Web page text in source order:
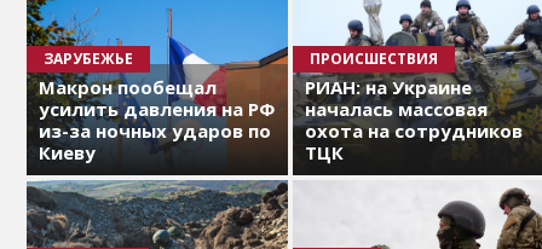
ЗАРУБЕЖЬЕ
Макрон пообещал
усилить давления на РФ
из-за ночных ударов по
Киеву
ПРОИСШЕСТВИЯ
РИАН: на Украине
началась массовая
охота на сотрудников
ТЦК